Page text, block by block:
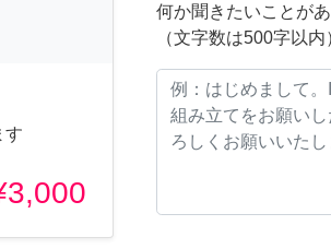
す
何か聞きたいことが
（文字数は500字以内